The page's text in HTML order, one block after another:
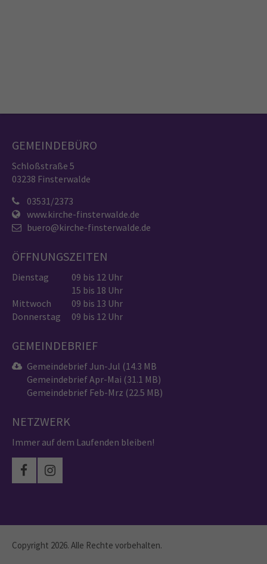
GEMEINDEBÜRO
Schloßstraße 5
03238 Finsterwalde
03531/2373
www.kirche-finsterwalde.de
buero@kirche-finsterwalde.de
ÖFFNUNGSZEITEN
Dienstag
09 bis 12 Uhr
15 bis 18 Uhr
Mittwoch
09 bis 13 Uhr
Donnerstag
09 bis 12 Uhr
GEMEINDEBRIEF
Gemeindebrief Jun-Jul (14.3 MB
Gemeindebrief Apr-Mai (31.1 MB)
Gemeindebrief Feb-Mrz (22.5 MB)
NETZWERK
Immer auf dem Laufenden bleiben!
Copyright 2026. Alle Rechte vorbehalten.